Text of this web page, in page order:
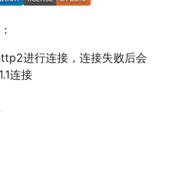
进行连接，连接失败后会
连接